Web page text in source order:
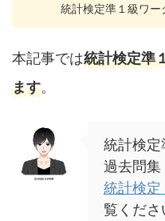
統計検定準１級ワ
本記事では統計検定準
ます。
統計検定
過去問集
統計検定
覧くださ